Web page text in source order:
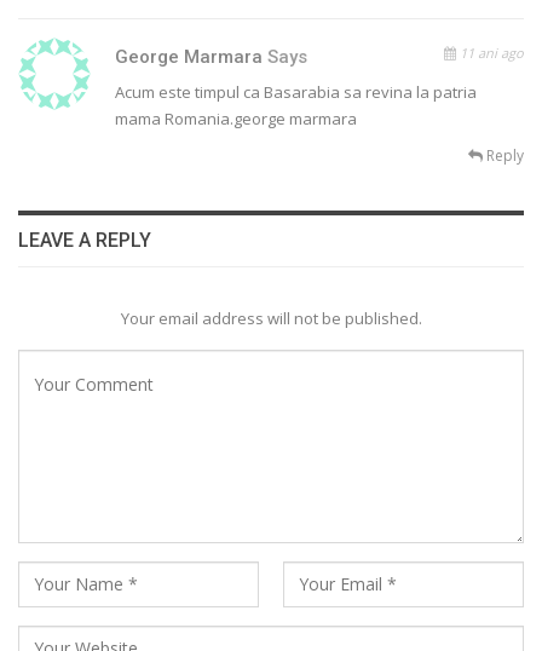
George Marmara Says 11 ani ago
Acum este timpul ca Basarabia sa revina la patria
mama Romania.george marmara
Reply
LEAVE A REPLY
Your email address will not be published.